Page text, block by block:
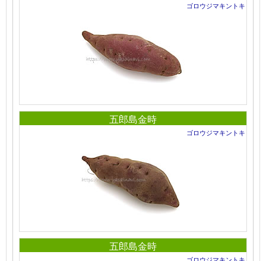
ゴロウジマキントキ
五郎島金時
ゴロウジマキントキ
五郎島金時